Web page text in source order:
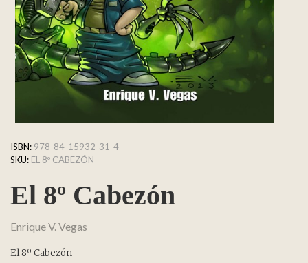
ISBN: 978-84-15932-31-4
SKU: EL 8º CABEZÓN
El 8º Cabezón
Enrique V. Vegas
El 8º Cabezón